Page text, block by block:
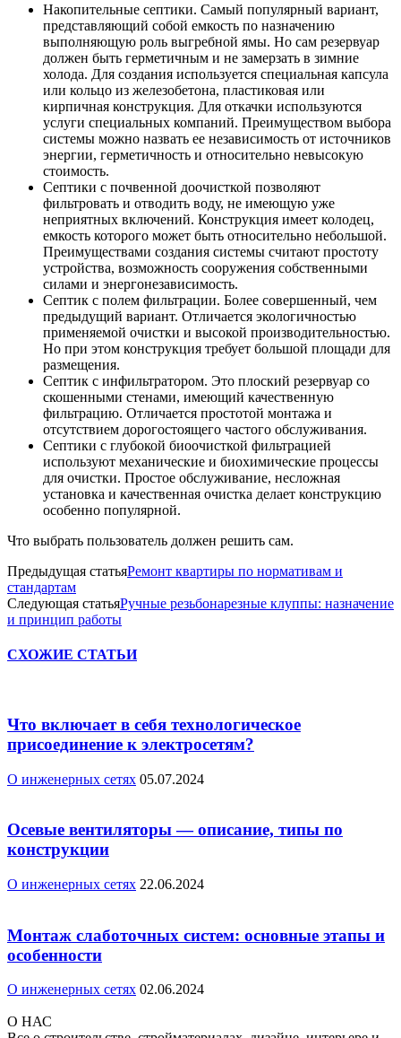
Накопительные септики. Самый популярный вариант,
представляющий собой емкость по назначению
выполняющую роль выгребной ямы. Но сам резервуар
должен быть герметичным и не замерзать в зимние
холода. Для создания используется специальная капсула
или кольцо из железобетона, пластиковая или
кирпичная конструкция. Для откачки используются
услуги специальных компаний. Преимуществом выбора
системы можно назвать ее независимость от источников
энергии, герметичность и относительно невысокую
стоимость.
Септики с почвенной доочисткой позволяют
фильтровать и отводить воду, не имеющую уже
неприятных включений. Конструкция имеет колодец,
емкость которого может быть относительно небольшой.
Преимуществами создания системы считают простоту
устройства, возможность сооружения собственными
силами и энергонезависимость.
Септик с полем фильтрации. Более совершенный, чем
предыдущий вариант. Отличается экологичностью
применяемой очистки и высокой производительностью.
Но при этом конструкция требует большой площади для
размещения.
Септик с инфильтратором. Это плоский резервуар со
скошенными стенами, имеющий качественную
фильтрацию. Отличается простотой монтажа и
отсутствием дорогостоящего частого обслуживания.
Септики с глубокой биоочисткой фильтрацией
используют механические и биохимические процессы
для очистки. Простое обслуживание, несложная
установка и качественная очистка делает конструкцию
особенно популярной.
Что выбрать пользователь должен решить сам.
Предыдущая статьяРемонт квартиры по нормативам и
стандартам
Следующая статьяРучные резьбонарезные клуппы: назначение
и принцип работы
СХОЖИЕ СТАТЬИ
Что включает в себя технологическое
присоединение к электросетям?
О инженерных сетях 05.07.2024
Осевые вентиляторы — описание, типы по
конструкции
О инженерных сетях 22.06.2024
Монтаж слаботочных систем: основные этапы и
особенности
О инженерных сетях 02.06.2024
О НАС